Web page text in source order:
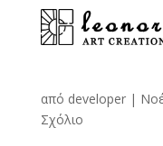
από developer|
Σχόλιο